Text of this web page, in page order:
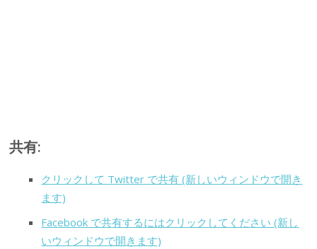
共有:
クリックして Twitter で共有 (新しいウィンドウで開き
ます)
Facebook で共有するにはクリックしてください (新し
いウィンドウで開きます)